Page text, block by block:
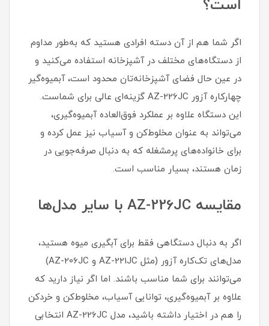
است؟
اگر شما هم از آن دسته افرادی هستید که به‌طور مداوم
از دستگاه‌های مختلف در آشپزخانه استفاده می‌کنید و
در عین حال فضای آشپزخانه‌تان محدود است، آبمیوه‌گیر
چهارکاره آزور AZ-226JC گزینه‌ای عالی برای شماست.
این دستگاه علاوه بر عملکرد فوق‌العاده آبمیوه‌گیری،
می‌تواند به عنوان مخلوط‌کن و آسیاب نیز عمل کرده و
برای خانواده‌های پرمشغله که به دنبال صرفه‌جویی در
زمان هستند، بسیار مناسب است.
مقایسه AZ-226JC با سایر مدل‌ها
اگر به دنبال دستگاهی فقط برای آبگیری میوه هستید،
مدل‌های تک‌کاره آزور (مثل AZ-221JC و AZ-206JC)
می‌توانند برای شما مناسب باشند. اما اگر نیاز دارید که
علاوه بر آبمیوه‌گیری، توانایی آسیاب، مخلوط‌کن و خردکن
را هم در اختیار داشته باشید، مدل AZ-226JC انتخابی